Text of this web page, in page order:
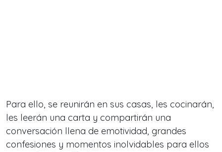
Para ello, se reunirán en sus casas, les cocinarán,
les leerán una carta y compartirán una
conversación llena de emotividad, grandes
confesiones y momentos inolvidables para ellos